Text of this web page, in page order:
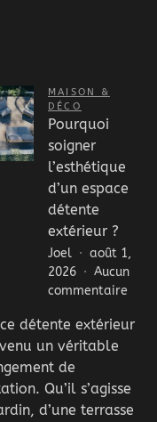
MAISON &
DÉCO
Pourquoi
soigner
l’esthétique
d’un espace
détente
extérieur ?
Joel
août 1,
2026
Aucun
commentaire
détente extérieur
un véritable
de
Qu’il s’agisse
d’une terrasse